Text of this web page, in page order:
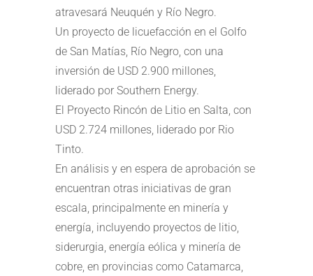
atravesará Neuquén y Río Negro.
Un proyecto de licuefacción en el Golfo
de San Matías, Río Negro, con una
inversión de USD 2.900 millones,
liderado por Southern Energy.
El Proyecto Rincón de Litio en Salta, con
USD 2.724 millones, liderado por Rio
Tinto.
En análisis y en espera de aprobación se
encuentran otras iniciativas de gran
escala, principalmente en minería y
energía, incluyendo proyectos de litio,
siderurgia, energía eólica y minería de
cobre, en provincias como Catamarca,